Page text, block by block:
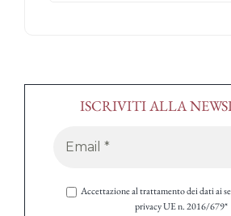
ISCRIVITI ALLA
Accettazione al trattamento dei dati ai
privacy UE n. 2016/679*